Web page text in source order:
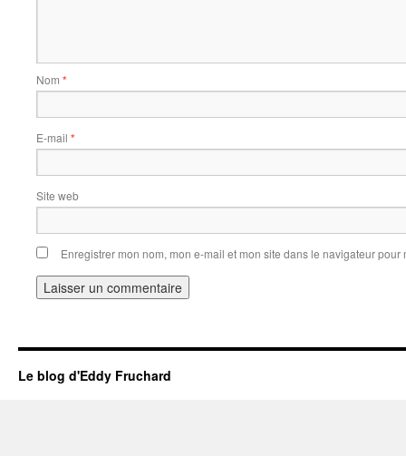
Nom *
E-mail *
Site web
Enregistrer mon nom, mon e-mail et mon site dans le navigateur
Le blog d'Eddy Fruchard